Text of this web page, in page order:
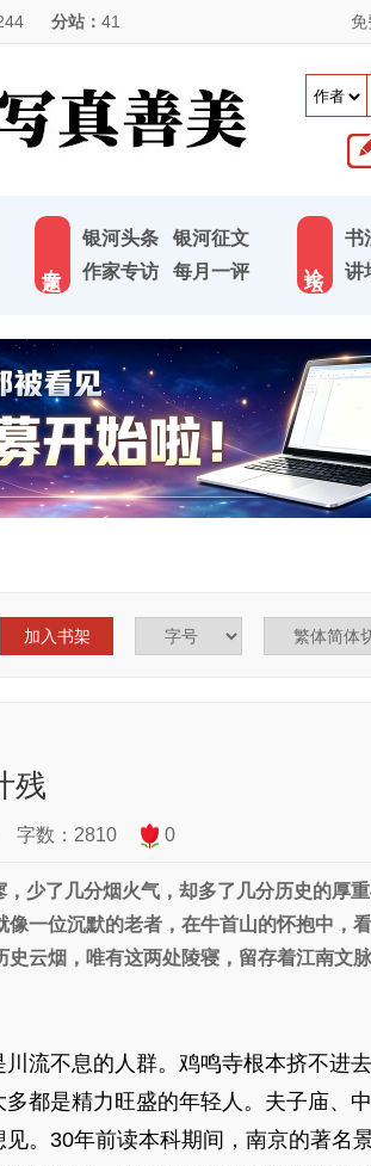
分站： 41
银河头条
银河征文
作家专访
每月一评
书
讲
加入书架
残
字数：2810 0
少了几分烟火气，却多了几分历史的厚重
一位沉默的老者，在牛首山的怀抱中，
云烟，唯有这两处陵寝，留存着江南文
不息的人群。鸡鸣寺根本挤不进
都是精力旺盛的年轻人。夫子庙、
。30年前读本科期间，南京的著名